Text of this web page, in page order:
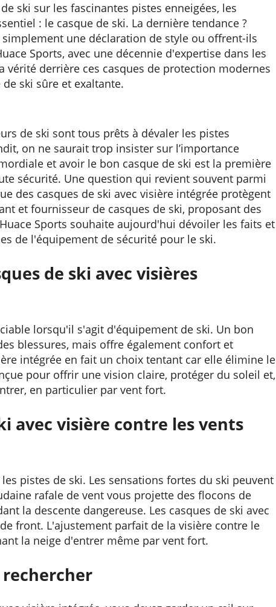
ski sur les fascinantes pistes enneigées, les
: le casque de ski. La dernière tendance ?
une déclaration de style ou offrent-ils
Sports, avec une décennie d'expertise dans les
derrière ces casques de protection modernes
ski sûre et exaltante.
de ski sont tous prêts à dévaler les pistes
on ne saurait trop insister sur l’importance
et avoir le bon casque de ski est la première
sécurité. Une question qui revient souvent parmi
des casques de ski avec visière intégrée protègent
et fournisseur de casques de ski, proposant des
Sports souhaite aujourd'hui dévoiler les faits et
de l'équipement de sécurité pour le ski.
de ski avec visières
lorsqu'il s'agit d'équipement de ski. Un bon
blessures, mais offre également confort et
intégrée en fait un choix tentant car elle élimine le
pour offrir une vision claire, protéger du soleil et,
en particulier par vent fort.
avec visière contre les vents
pistes de ski. Les sensations fortes du ski peuvent
rafale de vent vous projette des flocons de
la descente dangereuse. Les casques de ski avec
front. L'ajustement parfait de la visière contre le
la neige d'entrer même par vent fort.